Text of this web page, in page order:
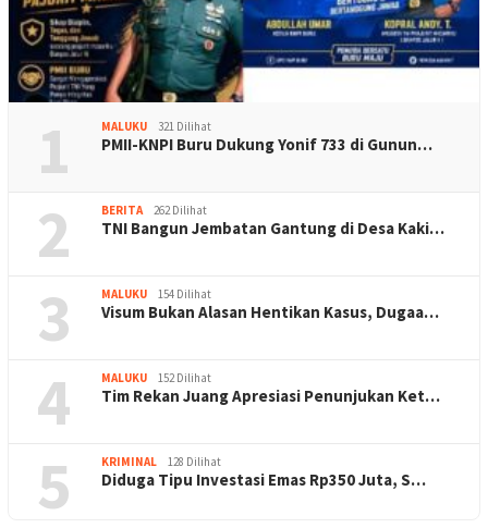
1 MALUKU 321 Dilihat
PMII-KNPI Buru Dukung Yonif 733 di Gunun…
2 BERITA 262 Dilihat
TNI Bangun Jembatan Gantung di Desa Kaki…
3 MALUKU 154 Dilihat
Visum Bukan Alasan Hentikan Kasus, Dugaa…
4 MALUKU 152 Dilihat
Tim Rekan Juang Apresiasi Penunjukan Ket…
5 KRIMINAL 128 Dilihat
Diduga Tipu Investasi Emas Rp350 Juta, S…